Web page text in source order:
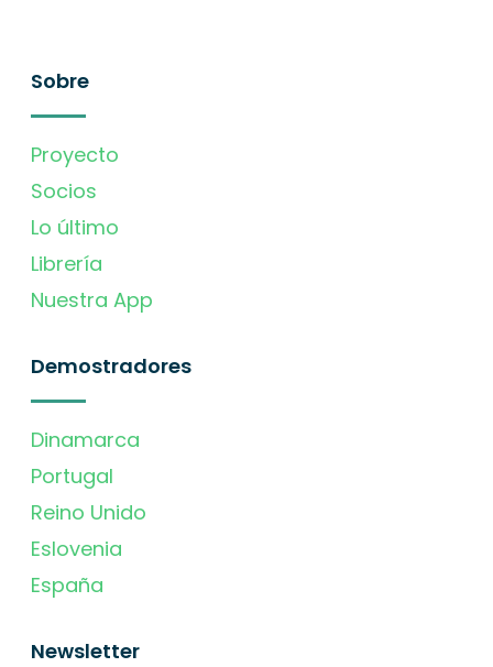
Sobre
Proyecto
Socios
Lo último
Librería
Nuestra App
Demostradores
Dinamarca
Portugal
Reino Unido
Eslovenia
España
Newsletter